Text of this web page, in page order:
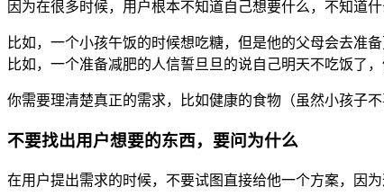
因为在很多时候，用户根本不知道自己想要什么，不知道
比如，一个小孩午饭的时候想吃糖，但是他的父母会去准备
比如，一个准备减肥的人信誓旦旦的说自己明天不吃饭了
你需要理清楚真正的需求，比如健康的食物（虽然小孩子
不要找出用户想要的东西，要问为什么
在用户提出需求的时候，不要试图直接给他一个方案，因